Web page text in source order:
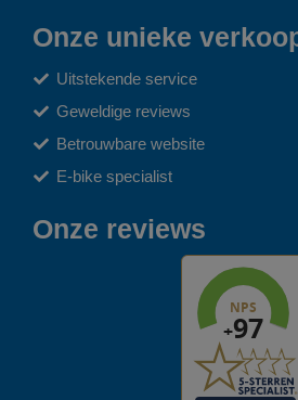
Onze unieke
Uitstekende service
Geweldige reviews
Betrouwbare website
E-bike specialist
Onze reviews